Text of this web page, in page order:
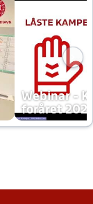
Webinar -
foråret